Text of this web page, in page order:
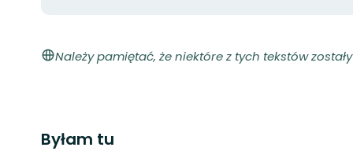
Należy pamiętać, że niektóre z tych tekstów
Byłam tu